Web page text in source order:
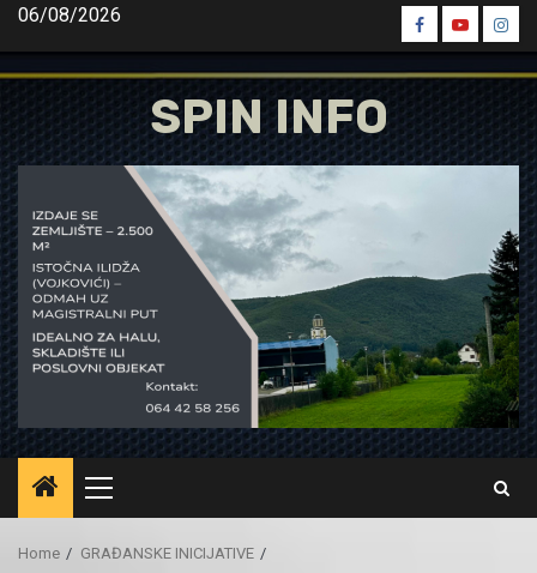
Skip
content
06/08/2026
Spin
Facebook
Spin
Youtube
Spin
SPIN INFO
Primary
Menu
Home GRAĐANSKE INICIJATIVE